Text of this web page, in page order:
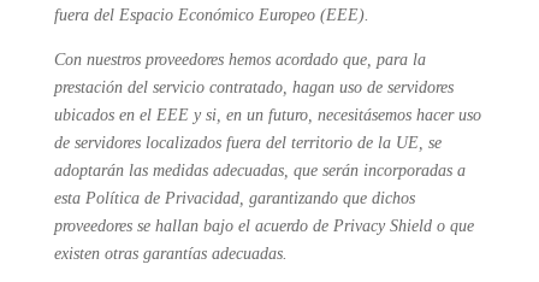
fuera del Espacio Económico Europeo (EEE).
Con nuestros proveedores hemos acordado que, para la
prestación del servicio contratado, hagan uso de servidores
ubicados en el EEE y si, en un futuro, necesitásemos hacer uso
de servidores localizados fuera del territorio de la UE, se
adoptarán las medidas adecuadas, que serán incorporadas a
esta Política de Privacidad, garantizando que dichos
proveedores se hallan bajo el acuerdo de Privacy Shield o que
existen otras garantías adecuadas.